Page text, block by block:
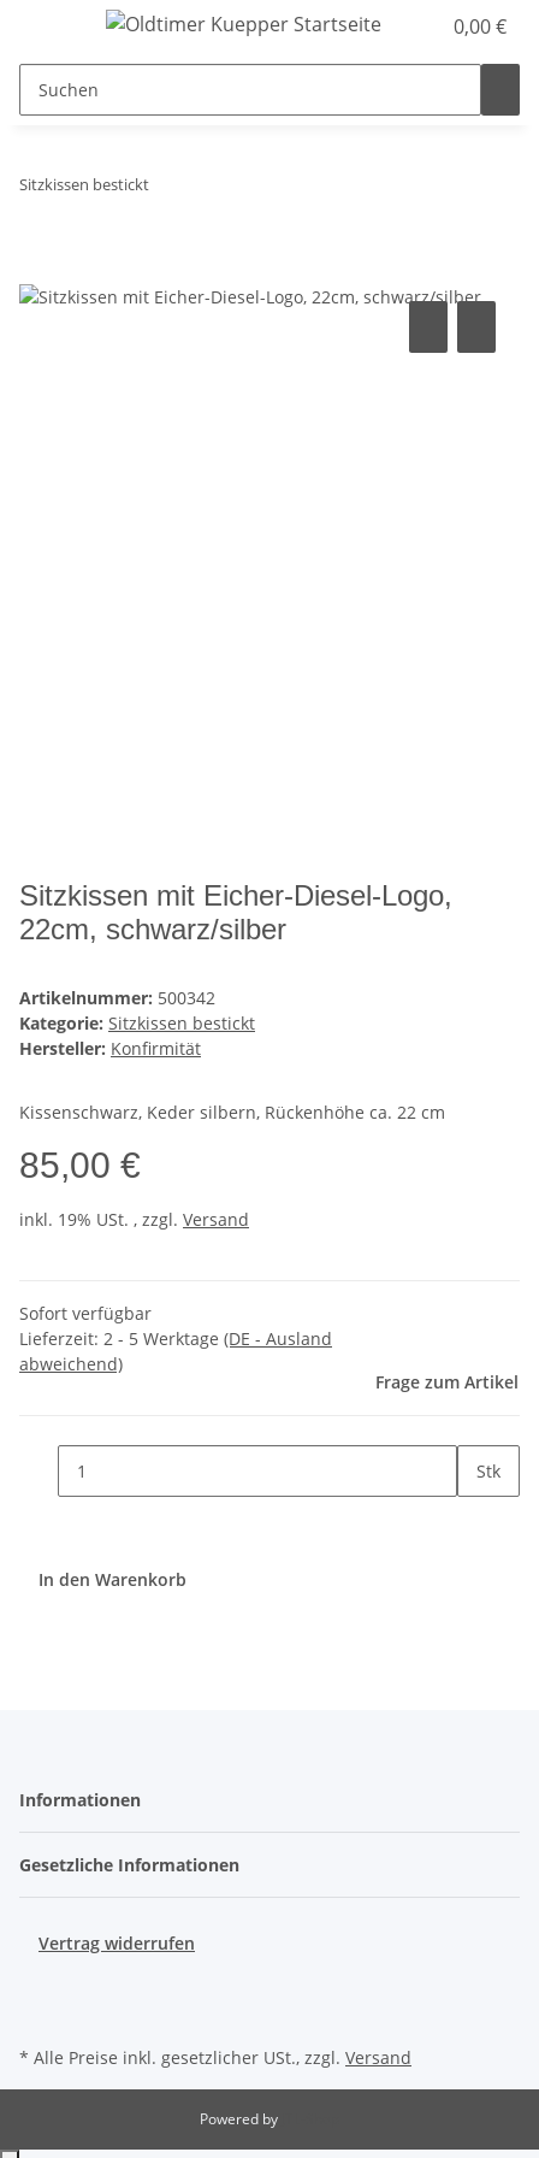
0,00 €
Sitzkissen bestickt
Sitzkissen mit Eicher-Diesel-Logo,
22cm, schwarz/silber
Artikelnummer: 500342
Kategorie: Sitzkissen bestickt
Hersteller: Konfirmität
Kissenschwarz, Keder silbern, Rückenhöhe ca. 22 cm
85,00 €
inkl. 19% USt. , zzgl. Versand
Sofort verfügbar
Lieferzeit: 2 - 5 Werktage (DE - Ausland
abweichend)
Frage zum Artikel
Stk
In den Warenkorb
Informationen
Gesetzliche Informationen
Vertrag widerrufen
* Alle Preise inkl. gesetzlicher USt., zzgl. Versand
Powered by